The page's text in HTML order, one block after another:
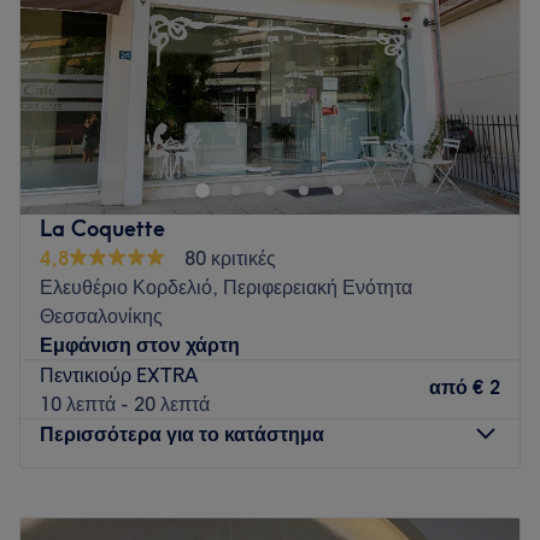
Σάββατο
09:00–17:15
Κυριακή
Κλειστό
Welcome to Madame Exclusive Beauty Center
Please arrive ON TIME.
Our Team is ready to serve you!
Thank you !
La Coquette
4,8
80 κριτικές
Ελευθέριο Κορδελιό, Περιφερειακή Ενότητα
Θεσσαλονίκης
Εμφάνιση στον χάρτη
Πεντικιούρ EXTRA
10 λεπτά - 20 λεπτά
από € 2
Περισσότερα για το κατάστημα
09:30